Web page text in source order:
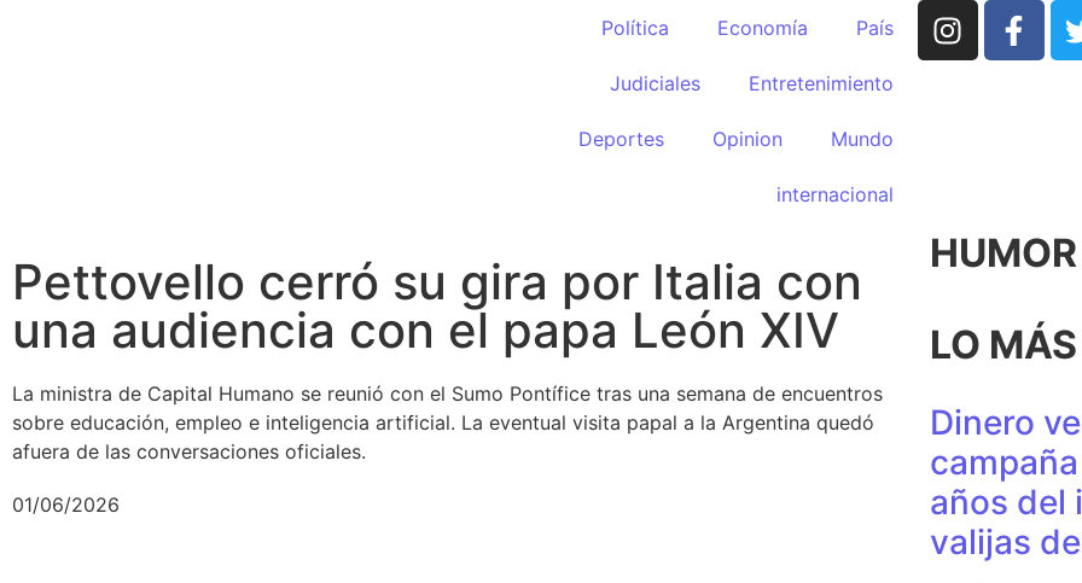
Política Economía País
Judiciales Entretenimiento
Deportes Opinion Mundo
internacional
Pettovello cerró su gira por Italia con
una audiencia con el papa León XIV
La ministra de Capital Humano se reunió con el Sumo Pontífice tras una semana de encuentros
sobre educación, empleo e inteligencia artificial. La eventual visita papal a la Argentina quedó
afuera de las conversaciones oficiales.
01/06/2026
LO
Dinero
años del
valijas